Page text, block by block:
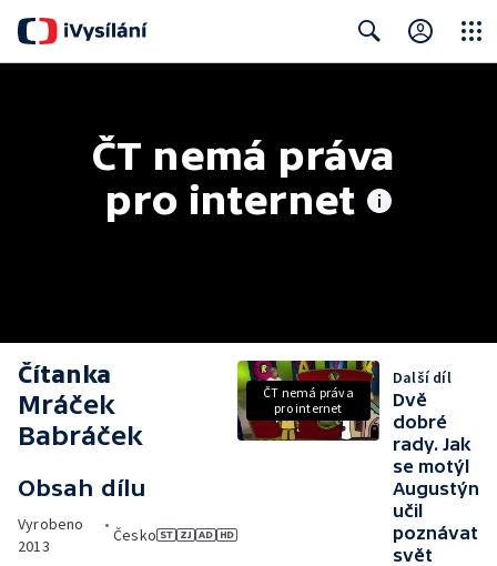
ČT nemá práva
pro internet
Čítanka
Mráček
Babráček
Obsah dílu
Vyrobeno
2013
•
Česko
ČT nemá práva
pro internet
Další díl
Dvě
dobré
rady. Jak
se motýl
Augustýn
učil
poznávat
svět